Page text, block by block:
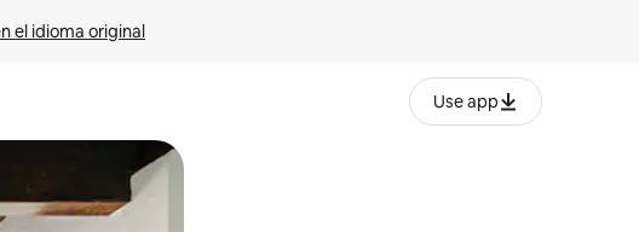
el idioma original
Use app